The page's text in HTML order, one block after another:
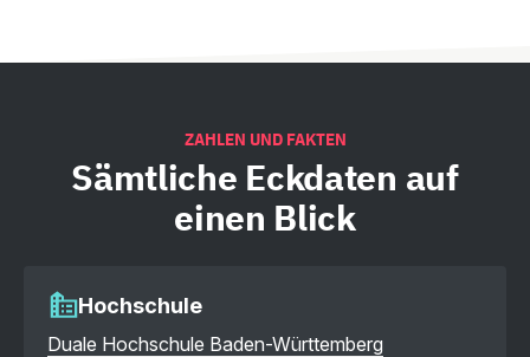
ZAHLEN UND FAKTEN
Sämtliche Eckdaten auf
einen Blick
Hochschule
Duale Hochschule Baden-Württemberg